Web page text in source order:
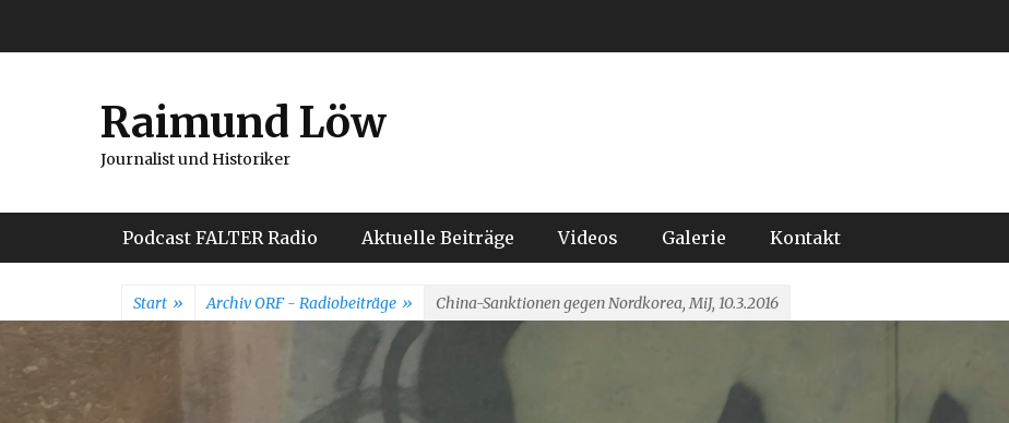
Raimund Löw
Journalist und Historiker
Hauptmenü
Podcast FALTER Radio Aktuelle Beiträge Videos Galerie Kontakt
Start » Archiv ORF - Radiobeiträge » China-Sanktionen gegen Nordkorea, MiJ, 10.3.2016